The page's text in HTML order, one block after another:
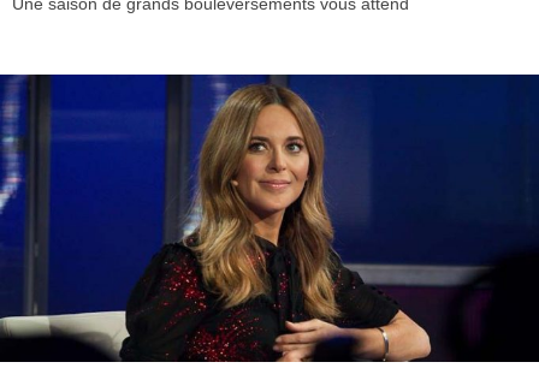
Une saison de grands bouleversements vous attend